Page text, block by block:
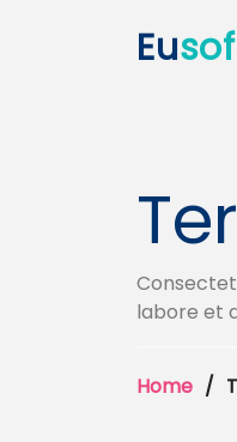
Eu
labore et
Home